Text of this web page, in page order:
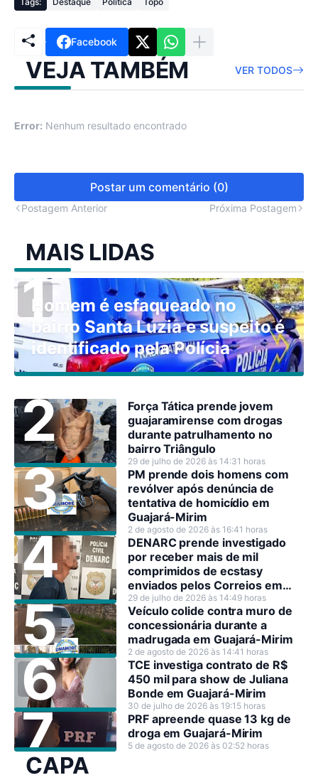
Facebook
VEJA TAMBÉM VER TODOS
Error: Nenhum resultado encontrado
Postar um comentário (0)
Postagem Anterior Próxima Postagem
MAIS LIDAS
Homem é esfaqueado no
bairro Santa Luzia e suspeito é
identificado pela Polícia
Força Tática prende jovem
guajaramirense com drogas
durante patrulhamento no
bairro Triângulo
29 de julho de 2026 às 14:31 horas
PM prende dois homens com
revólver após denúncia de
tentativa de homicídio em
Guajará-Mirim
2 de agosto de 2026 às 16:41 horas
DENARC prende investigado
por receber mais de mil
comprimidos de ecstasy
enviados pelos Correios em
Rondônia
29 de julho de 2026 às 14:49 horas
Veículo colide contra muro de
concessionária durante a
madrugada em Guajará-Mirim
2 de agosto de 2026 às 14:41 horas
TCE investiga contrato de R$
450 mil para show de Juliana
Bonde em Guajará-Mirim
30 de julho de 2026 às 19:15 horas
PRF apreende quase 13 kg de
droga em Guajará-Mirim
5 de agosto de 2026 às 02:52 horas
CAPA